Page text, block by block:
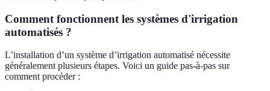
Comment fonctionnent les systèmes d'irrigation
automatisés ?
L’installation d’un système d’irrigation automatisé nécessite
généralement plusieurs étapes. Voici un guide pas-à-pas sur
comment procéder :